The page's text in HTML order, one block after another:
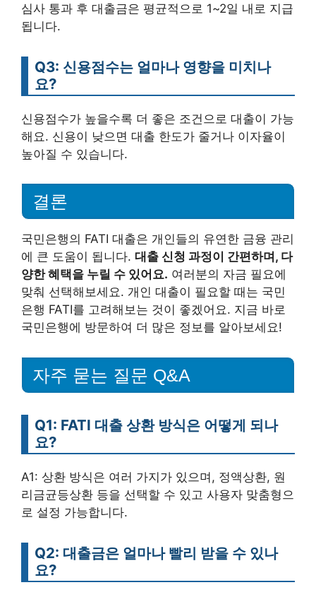
심사 통과 후 대출금은 평균적으로 1~2일 내로 지급
됩니다.
Q3: 신용점수는 얼마나 영향을 미치나
요?
신용점수가 높을수록 더 좋은 조건으로 대출이 가능
해요. 신용이 낮으면 대출 한도가 줄거나 이자율이
높아질 수 있습니다.
결론
국민은행의 FATI 대출은 개인들의 유연한 금융 관리
에 큰 도움이 됩니다. 대출 신청 과정이 간편하며, 다
양한 혜택을 누릴 수 있어요. 여러분의 자금 필요에
맞춰 선택해보세요. 개인 대출이 필요할 때는 국민
은행 FATI를 고려해보는 것이 좋겠어요. 지금 바로
국민은행에 방문하여 더 많은 정보를 알아보세요!
자주 묻는 질문 Q&A
Q1: FATI 대출 상환 방식은 어떻게 되나
요?
A1: 상환 방식은 여러 가지가 있으며, 정액상환, 원
리금균등상환 등을 선택할 수 있고 사용자 맞춤형으
로 설정 가능합니다.
Q2: 대출금은 얼마나 빨리 받을 수 있나
요?